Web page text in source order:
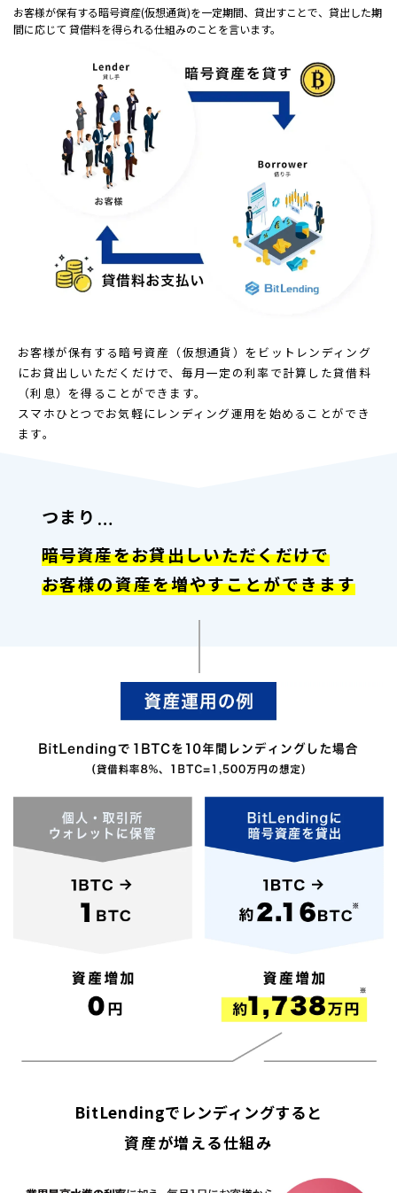
お客様が保有する暗号資産(仮想通貨)を一定期間、貸出すことで、貸出した期
間に応じて 貸借料を得られる仕組みのことを言います。
お客様が保有する暗号資産（仮想通貨）をビットレンディング
にお貸出しいただくだけで、毎月一定の利率で計算した貸借料
（利息）を得ることができます。
スマホひとつでお気軽にレンディング運用を始めることができ
ます。
つまり …
暗号資産をお貸出しいただくだけで
お客様の資産を増やすことができます
BitLendingでレンディングすると
資産が増える仕組み